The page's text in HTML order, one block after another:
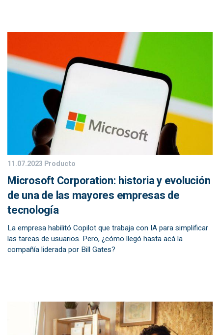
11.07.2023 Producto
Microsoft Corporation: historia y evolución
de una de las mayores empresas de
tecnología
La empresa habilitó Copilot que trabaja con IA para simplificar
las tareas de usuarios. Pero, ¿cómo llegó hasta acá la
compañía liderada por Bill Gates?